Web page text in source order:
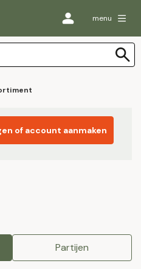
menu
of account aanmaken
Partijen